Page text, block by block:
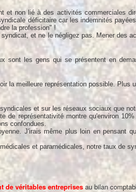
et non lié à des activités commerciales
déficitaire car les indemnités
la profession" !
et ne le négligez pas. Mener des
sont les gens qui se présentent en
la meilleure représentation possible.
et sur les réseaux sociaux que
de représentativité montre qu'environ
confondues.
J'irais même plus loin en pensant
et paramédicales, notre taux de
de véritables entreprises au bilan